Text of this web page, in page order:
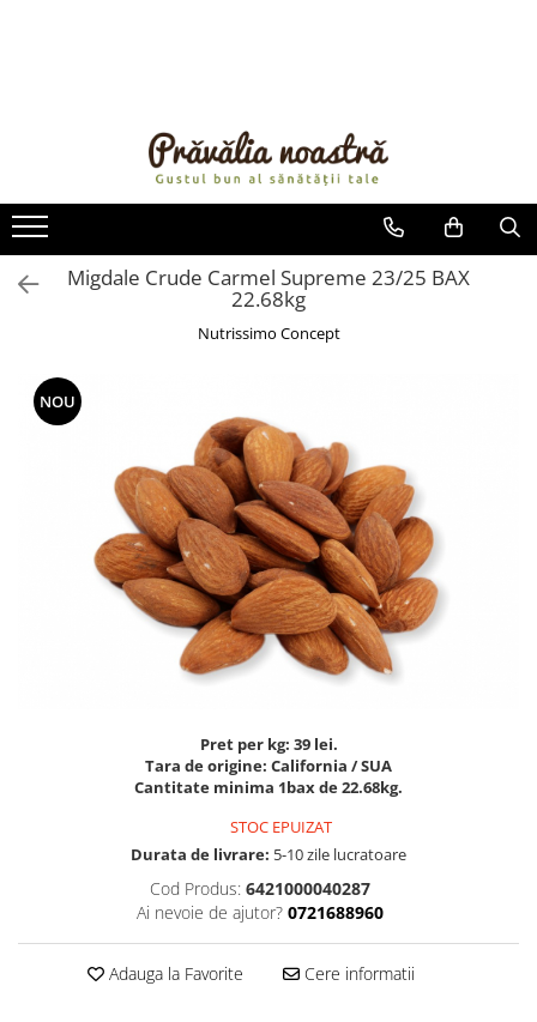
ULEIURI ȘI UNTURI
MĂSLINE
NUCI ȘI SEMINȚE
FRUCTE DESHIDRATATE
ÎNDULCITORI NATURALI / MIERE
OȚETURI ȘI SOSURI
SOSURI
BĂUTURI / LAPTE VEGETAL
OREZ ȘI CEREALE
CREME ȘI PASTE TARTINABILE
CONDIMENTE
CIOCOLATĂ ȘI CACAO
PRODUSE ECO / ORGANICE
REMEDII NATURISTE
TOATE PRODUSELE
Migdale Crude Carmel Supreme 23/25 BAX
22.68kg
Nutrissimo Concept
NOU
Pret per kg: 39 lei.
Tara de origine: California / SUA
Cantitate minima 1bax de 22.68kg.
STOC EPUIZAT
Durata de livrare: 5-10 zile lucratoare
Cod Produs: 6421000040287
Ai nevoie de ajutor? 0721688960
Adauga la Favorite Cere informatii